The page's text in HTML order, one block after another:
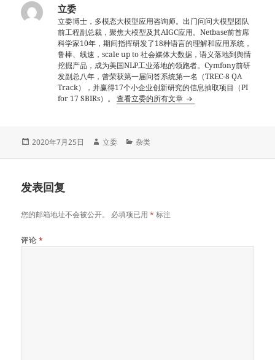
立委
立委博士，多模态大模型应用咨询师。出门问问大模型团队
前工程副总裁，聚焦大模型及其AIGC应用。Netbase前首席
科学家10年，期间指挥研发了18种语言的理解和应用系统，
鲁棒、线速，scale up to 社会媒体大数据，语义落地到舆情
挖掘产品，成为美国NLP工业落地的领跑者。Cymfony前研
发副总八年，曾荣获第一届问答系统第一名（TREC-8 QA
Track），并赢得17个小企业创新研究的信息抽取项目（PI
for 17 SBIRs）。查看立委的所有文章
发
2020年7月25日
作
立委
分
杂类
发表回复
您的邮箱地址不会被公开。 必填项已用* 标注
评论 *